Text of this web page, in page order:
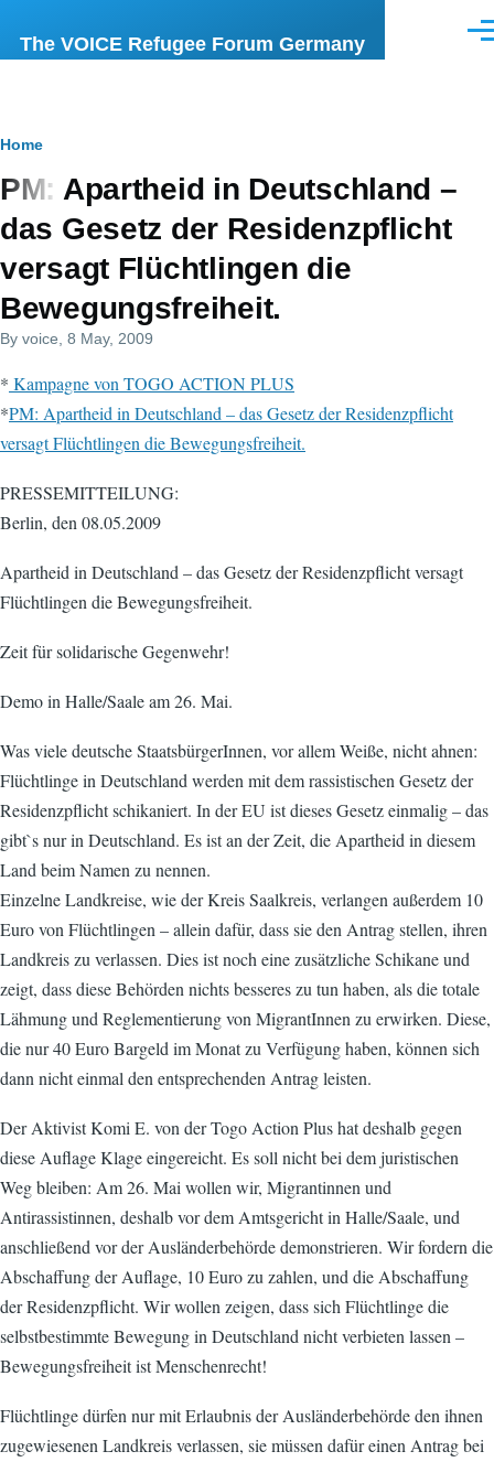
The VOICE Refugee Forum Germany
Breadcrumb
Home
PM: Apartheid in Deutschland –
das Gesetz der Residenzpflicht
versagt Flüchtlingen die
Bewegungsfreiheit.
By voice , 8 May, 2009
* Kampagne von TOGO ACTION PLUS
*PM: Apartheid in Deutschland – das Gesetz der Residenzpflicht
versagt Flüchtlingen die Bewegungsfreiheit.
PRESSEMITTEILUNG:
Berlin, den 08.05.2009
Apartheid in Deutschland – das Gesetz der Residenzpflicht versagt
Flüchtlingen die Bewegungsfreiheit.
Zeit für solidarische Gegenwehr!
Demo in Halle/Saale am 26. Mai.
Was viele deutsche StaatsbürgerInnen, vor allem Weiße, nicht ahnen:
Flüchtlinge in Deutschland werden mit dem rassistischen Gesetz der
Residenzpflicht schikaniert. In der EU ist dieses Gesetz einmalig – das
gibt`s nur in Deutschland. Es ist an der Zeit, die Apartheid in diesem
Land beim Namen zu nennen.
Einzelne Landkreise, wie der Kreis Saalkreis, verlangen außerdem 10
Euro von Flüchtlingen – allein dafür, dass sie den Antrag stellen, ihren
Landkreis zu verlassen. Dies ist noch eine zusätzliche Schikane und
zeigt, dass diese Behörden nichts besseres zu tun haben, als die totale
Lähmung und Reglementierung von MigrantInnen zu erwirken. Diese,
die nur 40 Euro Bargeld im Monat zu Verfügung haben, können sich
dann nicht einmal den entsprechenden Antrag leisten.
Der Aktivist Komi E. von der Togo Action Plus hat deshalb gegen
diese Auflage Klage eingereicht. Es soll nicht bei dem juristischen
Weg bleiben: Am 26. Mai wollen wir, Migrantinnen und
Antirassistinnen, deshalb vor dem Amtsgericht in Halle/Saale, und
anschließend vor der Ausländerbehörde demonstrieren. Wir fordern die
Abschaffung der Auflage, 10 Euro zu zahlen, und die Abschaffung
der Residenzpflicht. Wir wollen zeigen, dass sich Flüchtlinge die
selbstbestimmte Bewegung in Deutschland nicht verbieten lassen –
Bewegungsfreiheit ist Menschenrecht!
Flüchtlinge dürfen nur mit Erlaubnis der Ausländerbehörde den ihnen
zugewiesenen Landkreis verlassen, sie müssen dafür einen Antrag bei